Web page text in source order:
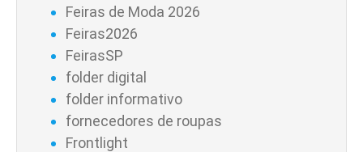
Feiras de Moda 2026
Feiras2026
FeirasSP
folder digital
folder informativo
fornecedores de roupas
Frontlight